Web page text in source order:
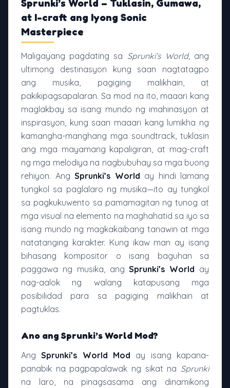
Sprunki’s World – Tuklasin, Gumawa,
at I-craft ang Iyong Sonic
Masterpiece
Maligayang pagdating sa Sprunki’s World, ang
ultimong destinasyon kung saan nagtatagpo
ang musika, pagiging malikhain, at
pakikipagsapalaran. Sa mod na ito, maaari kang
maglakbay sa isang mundo ng imahinasyon at
inspirasyon, kung saan maaari kang lumikha ng
kamangha-manghang mga soundtrack, tuklasin
ang mga mayamang kapaligiran, at mag-craft
ng mga melodiya na nagbubuhay sa mga buong
rehiyon. Ang Sprunki’s World ay hindi lamang
tungkol sa paglalaro ng musika—ito ay tungkol
sa pagkukuwento sa pamamagitan ng tunog at
mga visual na elemento na maghahatid sa iyo sa
isang mundo ng magkakaibang tanawin at mga
natatanging karakter. Kung ikaw man ay isang
bihasang kompositor o isang baguhan sa
paggawa ng musika, angSprunki’s World ay
nag-aalok ng walang katapusang mga
posibilidad para sa pagiging malikhain at
pagtuklas.
Ano ang Sprunki’s World Mod?
AngSprunki’s World Mod ay isang kapana-
panabik na pagpapalawak ng sikat na Sprunki
na laro, na pinagsasama ang dinamikong